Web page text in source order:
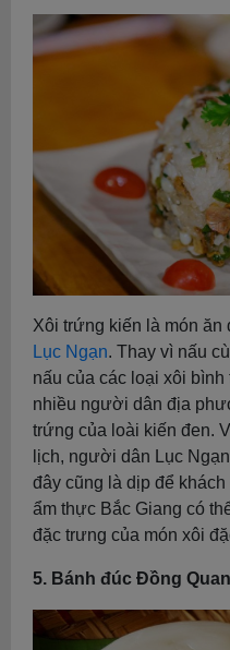
Xôi trứng kiến là món
Lục Ngạn. Thay vì nấu
nấu của các loại xôi
nhiều người dân địa
trứng của loài kiến đen.
lịch, người dân Lục
đây cũng là dịp để
ẩm thực Bắc Giang có
đặc trưng của món xôi
5. Bánh đúc Đồng Quan